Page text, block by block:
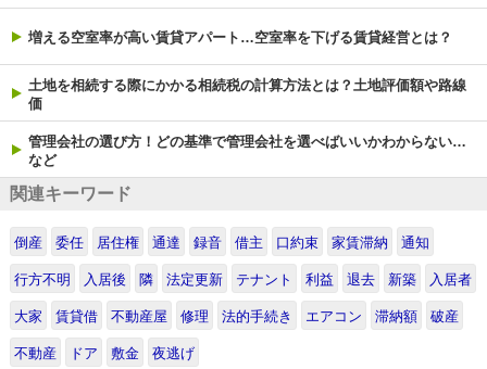
増える空室率が高い賃貸アパート…空室率を下げる賃貸経営とは？
土地を相続する際にかかる相続税の計算方法とは？土地評価額や路線
価
管理会社の選び方！どの基準で管理会社を選べばいいかわからない…
など
関連キーワード
倒産 委任 居住権 通達 録音 借主 口約束 家賃滞納 通知
行方不明 入居後 隣 法定更新 テナント 利益 退去 新築 入居者
大家 賃貸借 不動産屋 修理 法的手続き エアコン 滞納額 破産
不動産 ドア 敷金 夜逃げ